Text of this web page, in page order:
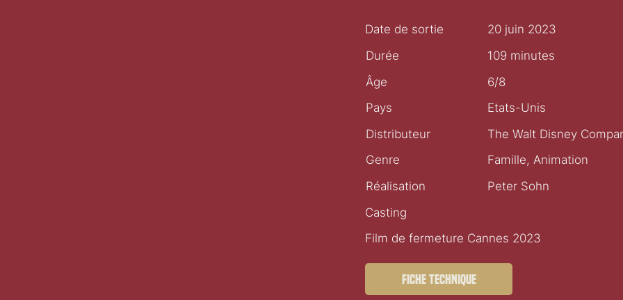
Date de sortie
20 juin 2023
Durée
109 minutes
Âge
6/8
Pays
Etats-Unis
Distributeur
The Walt Disney
Genre
Famille, Animation
Réalisation
Peter Sohn
Casting
Film de fermeture Cannes 2023
Fiche technique